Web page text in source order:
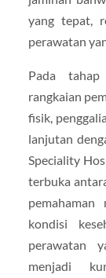
yang tepat,
perawatan
Pada
rangkaian
fisik,
lanjutan
Speciality
terbuka
pemahaman
kondisi
perawatan
menjadi